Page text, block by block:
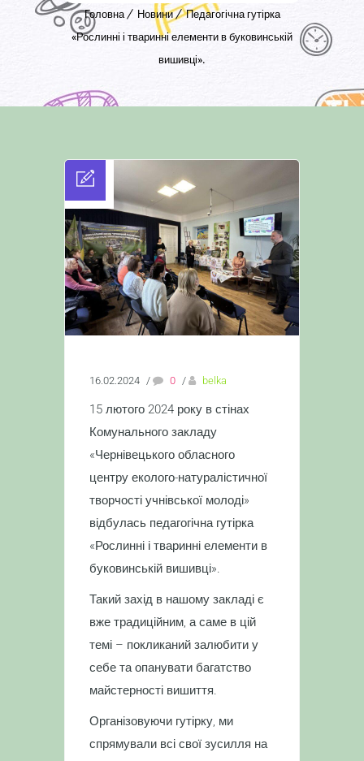
Головна Новини
Педагогічна гутірка
«Рослинні і тваринні елементи в буковинській
вишивці».
16.02.2024 / 0 / belka
15 лютого 2024 року в стінах
Комунального закладу
«Чернівецького обласного
центру еколого-натуралістичної
творчості учнівської молоді»
відбулась педагогічна гутірка
«Рослинні і тваринні елементи в
буковинській вишивці».
Такий захід в нашому закладі є
вже традиційним, а саме в цій
темі – покликаний залюбити у
себе та опанувати багатство
майстерності вишиття.
Організовуючи гутірку, ми
спрямували всі свої зусилля на